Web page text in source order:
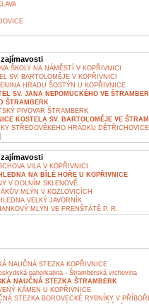
ŠKOLY NA NÁMĚSTÍ V KOPŘIVNICI
SV. BARTOLOMĚJE V KOPŘIVNICI
HRADU ŠOSTÝN U KOPŘIVNICE
SV. JANA NEPOMUCKÉHO VE
ŠTRAMBERK
PIVOVAR ŠTRAMBERK
KOSTELA SV. BARTOLOMĚJE VE
STŘEDOVĚKÉHO HRÁDKU
VILA V KOPŘIVNICI
NA BÍLÉ HOŘE U KOPŘIVNICE
V DOLNÍM SKLENOVĚ
MLÝN V KOZLOVICÍCH
VELKÝ JAVORNÍK
MLÝN VE FRENŠTÁTĚ P. R.
NAUČNÁ STEZKA KOPŘIVNICE
pahorkatina - Štramberská vrchovina
NAUČNÁ STEZKA ŠTRAMBERK
KÁMEN U KOPŘIVNICE
STEZKA BOROVECKÉ RYBNÍKY V